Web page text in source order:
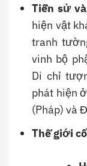
Tiền sử
hiện vật
tranh
vinh bộ
Di chỉ
phát hiện
(Pháp) và
Thế giới